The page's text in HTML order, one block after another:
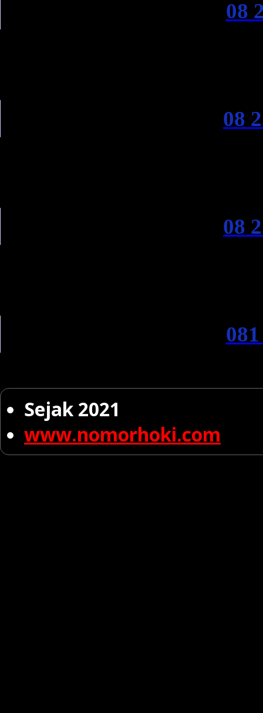
08
08
08
Sejak 2021
www.nomorhoki.com